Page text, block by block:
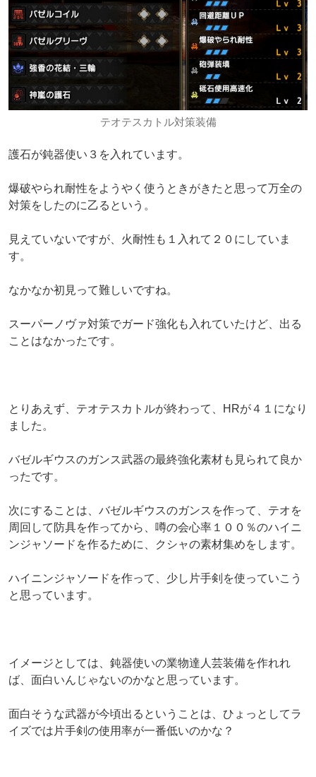
テオテスカトル対策装備
護石が鈍器使い３を入れています。
爆破やられ耐性をようやく使うときがきたと思って万全の
対策をしたのに乙るという。
見えていないですが、火耐性も１入れて２０にしていま
す。
なかなか初見って難しいですね。
スーパーノヴァ対策でガード強化も入れていたけど、出る
ことはなかったです。
とりあえず、テオテスカトルが終わって、HRが４１になり
ました。
バゼルギウスのガンス武器の最終強化素材も見られて良か
ったです。
次にすることは、バゼルギウスのガンスを作って、テオを
周回して防具を作ってから、噂の会心率１００％のハイニ
ンジャソードを作るために、クシャの素材集めをします。
ハイニンジャソードを作って、少し片手剣を使っていこう
と思っています。
イメージとしては、鈍器使いの業物達人芸装備を作れれ
ば、面白いんじゃないのかなと思っています。
面白そうな武器が今頃出るということは、ひょっとしてラ
イズでは片手剣の使用率が一番低いのかな？